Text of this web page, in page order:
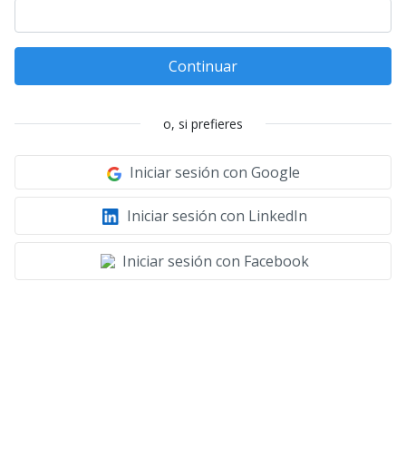
Continuar
o, si prefieres
Iniciar sesión con Google
Iniciar sesión con LinkedIn
Iniciar sesión con Facebook